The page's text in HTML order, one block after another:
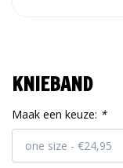
KNIEBAND
Maak een keuze: *